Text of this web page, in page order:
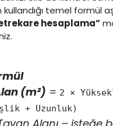
kullandığı temel formül
hesaplama”
(m²) = 2 ×
+ Uzunluk)
Alanı – isteğe